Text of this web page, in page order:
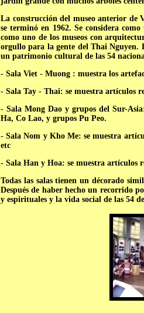
La construcción del museo anterior de
se terminó en 1962. Se considera
como uno de los museos con
orgullo para la gente del Thai Nguyen.
un patrimonio cultural de las 54
- Sala Viet - Muong : muestra los
- Sala Tay - Thai: se muestra artículos
- Sala Mong Dao y grupos del Sur-
Ha, Co Lao, y grupos Pu Peo.
- Sala Nom y Kho Me: se muestra
etc
- Sala Han y Hoa: se muestra artículos
Todas las salas tienen un décorado
Después de haber hecho un recorrido
y espirituales y la vida social de las 54